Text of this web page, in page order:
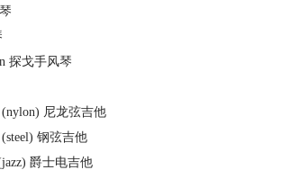
探戈手风琴
(nylon) 尼龙弦吉他
钢弦吉他
爵士电吉他